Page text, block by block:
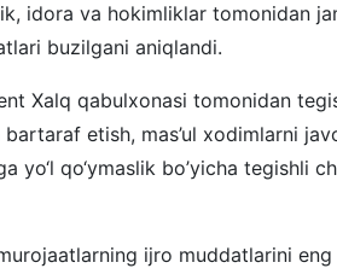
idora va hokimliklar tomonidan
buzilgani aniqlandi.
Xalq qabulxonasi tomonidan
etish, mas’ul xodimlarni
yo‘l qo‘ymaslik bo’yicha tegishli
ijro muddatlarini eng